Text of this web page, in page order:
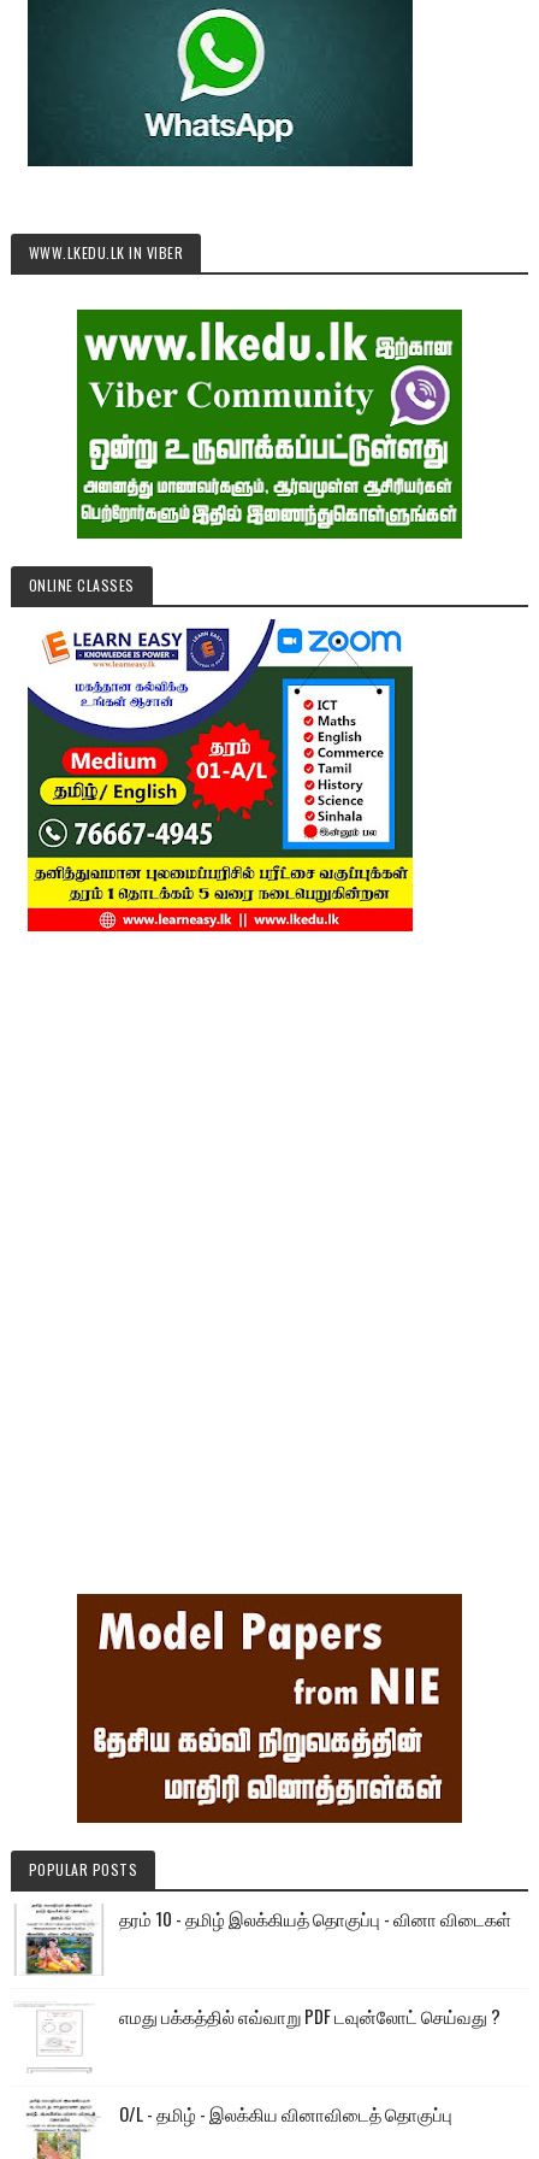
WWW.LKEDU.LK IN VIBER
ONLINE CLASSES
POPULAR POSTS
தரம் 10 - தமிழ் இலக்கியத் தொகுப்பு - வினா விடைகள்
எமது பக்கத்தில் எவ்வாறு PDF டவுன்லோட் செய்வது ?
O/L - தமிழ் - இலக்கிய வினாவிடைத் தொகுப்பு